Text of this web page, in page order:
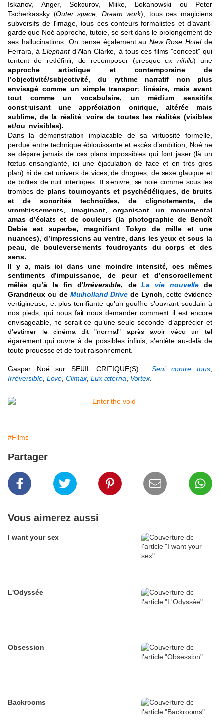
Iskanov, Anger, Sokourov, Miike, Bokanowski ou Peter
Tscherkassky (Outer space Dream work), tous ces magiciens
subversifs de l’image, tous ces conteurs formalistes et d’avant-
garde que Noé approche, tutoie, se sert dans le prolongement de
ses hallucinations. On pense également auNew Rose Hotelde
Ferrara, àElephantd’Alan Clarke, à tous ces films "concept" qui
tentent de redéfinir, de recomposer (presqueex nihilo) une
approche artistique et contemporaine de
l’objectivité/subjectivité, du rythme narratif non plus
envisagé comme un simple transport linéaire, mais avant
tout comme un vocabulaire, un médium sensitifs
construisant une appréciation onirique, altérée mais
sublime, de la réalité, voire de toutes les réalités (visibles
et/ou invisibles).
Dans la démonstration implacable de sa virtuosité formelle,
perdue entre technique éblouissante et excès d’ambition, Noé ne
se dépare jamais de ces plans impossibles qui font jaser (là un
fœtus ensanglanté, ici une éjaculation de face et en très gros
plan) ni de cet univers de vices, de drogues, de sexe glauque et
de boîtes de nuit interlopes. Il s’enivre, se noie comme sous les
trombes de plans tournoyants et psychédéliques, de bruits
et de sonorités technoïdes, de clignotements, de
vrombissements, imaginant, organisant un monumental
amas d’éclats et de couleurs (la photographie de Benoît
Debie est superbe, magnifiant Tokyo de mille et une
nuances), d’impressions au ventre, dans les yeux et sous la
peau, de bouleversements foudroyants du corps et des
sens.
Il y a, mais ici dans une moindre intensité, ces mêmes
sentiments d’impuissance, de peur et d’ensorcellement
mêlés qu’à la fin d’Irréversible, deLa vie nouvellede
Grandrieux ou de Mulholland Drive de Lynch , cette évidence
vertigineuse, et plus terrifiante qu’un gouffre s'ouvrant soudain à
nos pieds, qui nous fait nous demander comment il est encore
envisageable, ne serait-ce qu’une seule seconde, d’apprécier et
d’estimer le cinéma dit "normal" après avoir vécu un tel
égarement qui ouvre à de possibles infinis, s’entête au-delà de
toute prouesse et de tout raisonnement
Gaspar Noé sur SEUIL CRITIQUE(S) :Seul contre tous
Irréversible Love Climax Lux æterna Vortex
#Films
Partager
Vous aimerez aussi
I want your sex
L'Odyssée
Obsession
Backrooms